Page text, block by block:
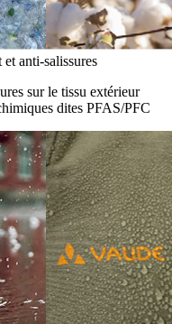
anti-salissures
sur le tissu extérieur
dites PFAS/PFC